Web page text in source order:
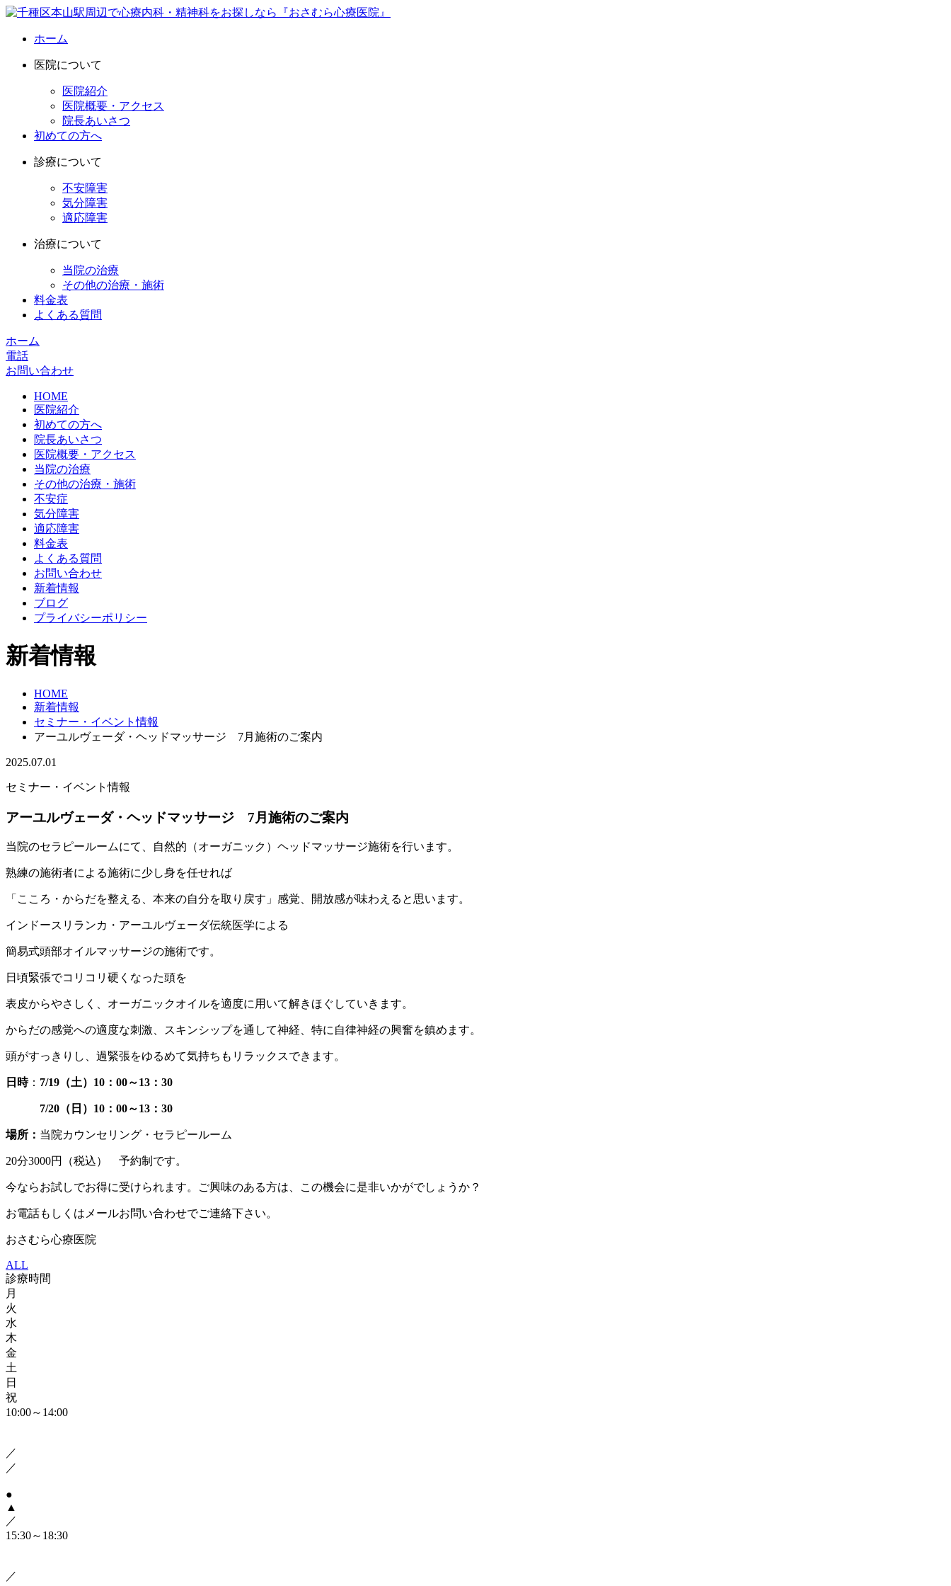
ホーム
医院について
医院紹介
医院概要・アクセス
院長あいさつ
初めての方へ
診療について
不安障害
気分障害
適応障害
治療について
当院の治療
その他の治療・施術
料金表
よくある質問
ホーム
電話
お問い合わせ
HOME
医院紹介
初めての方へ
院長あいさつ
医院概要・アクセス
当院の治療
その他の治療・施術
不安症
気分障害
適応障害
料金表
よくある質問
お問い合わせ
新着情報
ブログ
プライバシーポリシー
新着情報
HOME
新着情報
セミナー・イベント情報
アーユルヴェーダ・ヘッドマッサージ 7月施術のご案内
2025.07.01
セミナー・イベント情報
アーユルヴェーダ・ヘッドマッサージ 7月施術のご案内
当院のセラピールームにて、自然的（オーガニック）ヘッドマッサージ施術を行います。
熟練の施術者による施術に少し身を任せれば
「こころ・からだを整える、本来の自分を取り戻す」感覚、開放感が味わえると思います。
インドースリランカ・アーユルヴェーダ伝統医学による
簡易式頭部オイルマッサージの施術です。
日頃緊張でコリコリ硬くなった頭を
表皮からやさしく、オーガニックオイルを適度に用いて解きほぐしていきます。
からだの感覚への適度な刺激、スキンシップを通して神経、特に自律神経の興奮を鎮めます。
頭がすっきりし、過緊張をゆるめて気持ちもリラックスできます。
日時： 7/19（土）10：00～13：30
7/20（日）10：00～13：30
場所： 当院カウンセリング・セラピールーム
20分3000円（税込） 予約制です。
今ならお試しでお得に受けられます。ご興味のある方は、この機会に是非いかがでしょうか？
お電話もしくはメールお問い合わせでご連絡下さい。
おさむら心療医院
ALL
診療時間
月
火
水
木
金
土
日
祝
10:00～14:00
／
／
●
▲
／
15:30～18:30
／